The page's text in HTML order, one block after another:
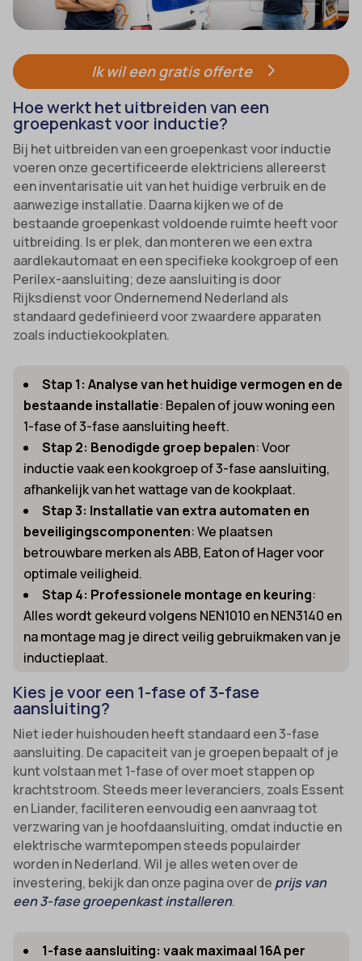
Ik wil een gratis offerte
Hoe werkt het uitbreiden van een
groepenkast voor inductie?
Bij het uitbreiden van een groepenkast voor inductie
voeren onze gecertificeerde elektriciens allereerst
een inventarisatie uit van het huidige verbruik en de
aanwezige installatie. Daarna kijken we of de
bestaande groepenkast voldoende ruimte heeft voor
uitbreiding. Is er plek, dan monteren we een extra
aardlekautomaat en een specifieke kookgroep of een
Perilex-aansluiting; deze aansluiting is door
Rijksdienst voor Ondernemend Nederland als
standaard gedefinieerd voor zwaardere apparaten
zoals inductiekookplaten.
Stap 1: Analyse van het huidige vermogen en de
bestaande installatie: Bepalen of jouw woning een
1-fase of 3-fase aansluiting heeft.
Stap 2: Benodigde groep bepalen: Voor
inductie vaak een kookgroep of 3-fase aansluiting,
afhankelijk van het wattage van de kookplaat.
Stap 3: Installatie van extra automaten en
beveiligingscomponenten: We plaatsen
betrouwbare merken als ABB, Eaton of Hager voor
optimale veiligheid.
Stap 4: Professionele montage en keuring:
Alles wordt gekeurd volgens NEN1010 en NEN3140 en
na montage mag je direct veilig gebruikmaken van je
inductieplaat.
Kies je voor een 1-fase of 3-fase
aansluiting?
Niet ieder huishouden heeft standaard een 3-fase
aansluiting. De capaciteit van je groepen bepaalt of je
kunt volstaan met 1-fase of over moet stappen op
krachtstroom. Steeds meer leveranciers, zoals Essent
en Liander, faciliteren eenvoudig een aanvraag tot
verzwaring van je hoofdaansluiting, omdat inductie en
elektrische warmtepompen steeds populairder
worden in Nederland. Wil je alles weten over de
investering, bekijk dan onze pagina over de prijs van
een 3-fase groepenkast installeren.
1-fase aansluiting: vaak maximaal 16A per